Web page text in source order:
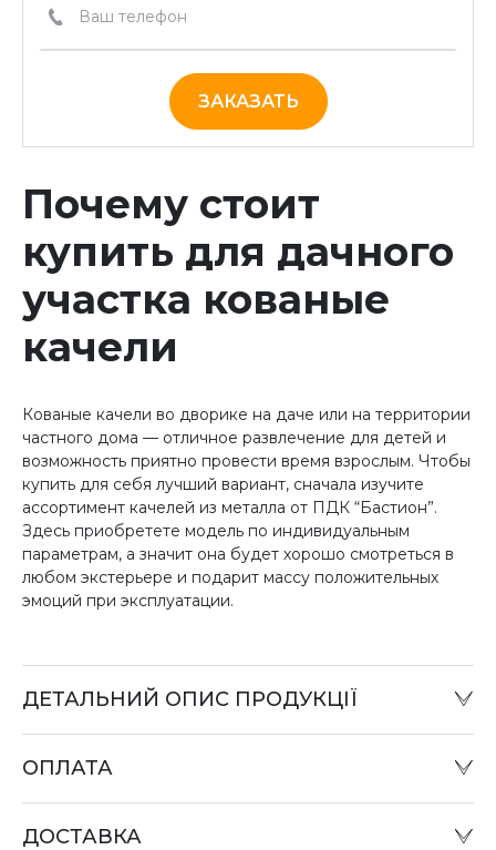
ЗАКАЗАТЬ
Почему стоит
купить для дачного
участка кованые
качели
Кованые качели во дворике на даче или на территории
частного дома — отличное развлечение для детей и
возможность приятно провести время взрослым. Чтобы
купить для себя лучший вариант, сначала изучите
ассортимент качелей из металла от ПДК “Бастион”.
Здесь приобретете модель по индивидуальным
параметрам, а значит она будет хорошо смотреться в
любом экстерьере и подарит массу положительных
эмоций при эксплуатации.
ДЕТАЛЬНИЙ ОПИС ПРОДУКЦІЇ
или при отправке «Наложенным платежом» в
ОПЛАТА
ДОСТАВКА